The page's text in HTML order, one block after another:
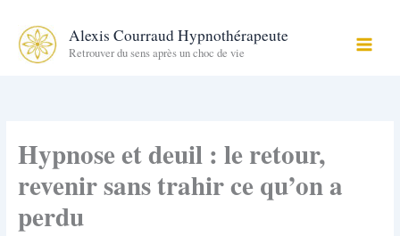
contenu
Alexis Courraud Hypnothérapeute
Retrouver du sens après un choc de vie
Hypnose et deuil : le retour,
revenir sans trahir ce qu’on a
perdu